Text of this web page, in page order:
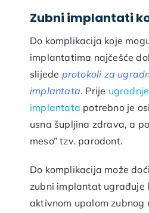
Zubni implantati
Do komplikacija koje
implantatima najčešće
slijede protokoli za
implantata. Prije
implantata potrebno je
usna šupljina zdrava, a
meso” tzv. parodont.
Do komplikacija može
zubni implantat ugrađuje
aktivnom upalom zubnog